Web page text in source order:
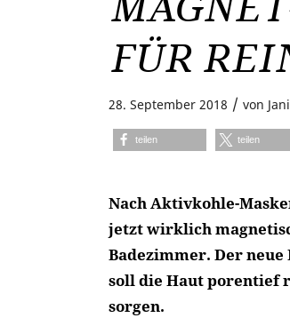
FÜR
28. September 2018 / von
teilen teilen
Nach Aktivkohle-
jetzt wirklich
Badezimmer. Der
soll die Haut porentief
sorgen.